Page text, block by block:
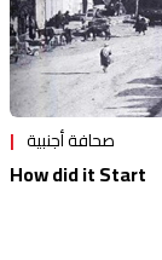
صحافة أجنبية
How did it Start